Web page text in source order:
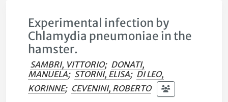
Experimental infection by
Chlamydia pneumoniae in the
hamster.
SAMBRI, VITTORIO; DONATI,
MANUELA; STORNI, ELISA; DI LEO,
KORINNE; CEVENINI, ROBERTO